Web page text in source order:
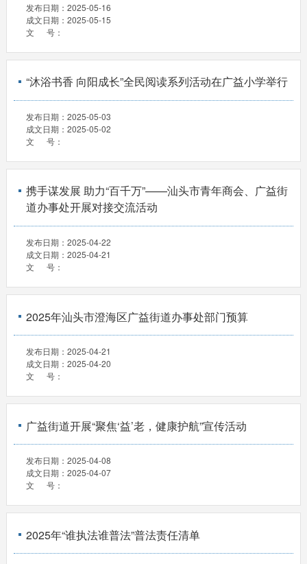
发布日期： 2025-05-16
成文日期： 2025-05-15
文 号：
“沐浴书香 向阳成长”全民阅读系列活动在广益小学举行
发布日期： 2025-05-03
成文日期： 2025-05-02
文 号：
携手谋发展 助力“百千万”——汕头市青年商会、广益街
道办事处开展对接交流活动
发布日期： 2025-04-22
成文日期： 2025-04-21
文 号：
2025年汕头市澄海区广益街道办事处部门预算
发布日期： 2025-04-21
成文日期： 2025-04-20
文 号：
广益街道开展“聚焦‘益’老，健康护航”宣传活动
发布日期： 2025-04-08
成文日期： 2025-04-07
文 号：
2025年“谁执法谁普法”普法责任清单